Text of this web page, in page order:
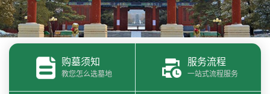
购墓须知
教您怎么选墓地
服务流程
一站式流程服务